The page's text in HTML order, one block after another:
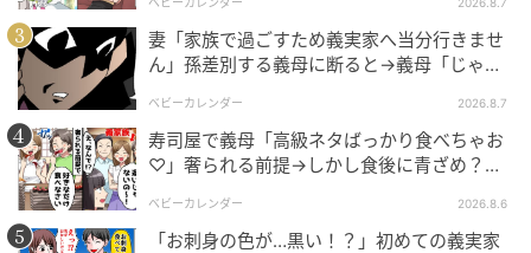
妻「家族で過ごすため義実家へ当分行きませ
ん」孫差別する義母に断ると→義母「じゃ
ベビーカレンダー 2026.8.7
寿司屋で義母「高級ネタばっかり食べちゃお
♡」奢られる前提→しかし食後に青ざめ？通
ベビーカレンダー 2026.8.6
「お刺身の色が…黒い！？」初めての義実家